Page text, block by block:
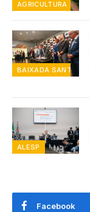
AGRICULTURA
BAIXADA SANTISTA
ALESP
Facebook